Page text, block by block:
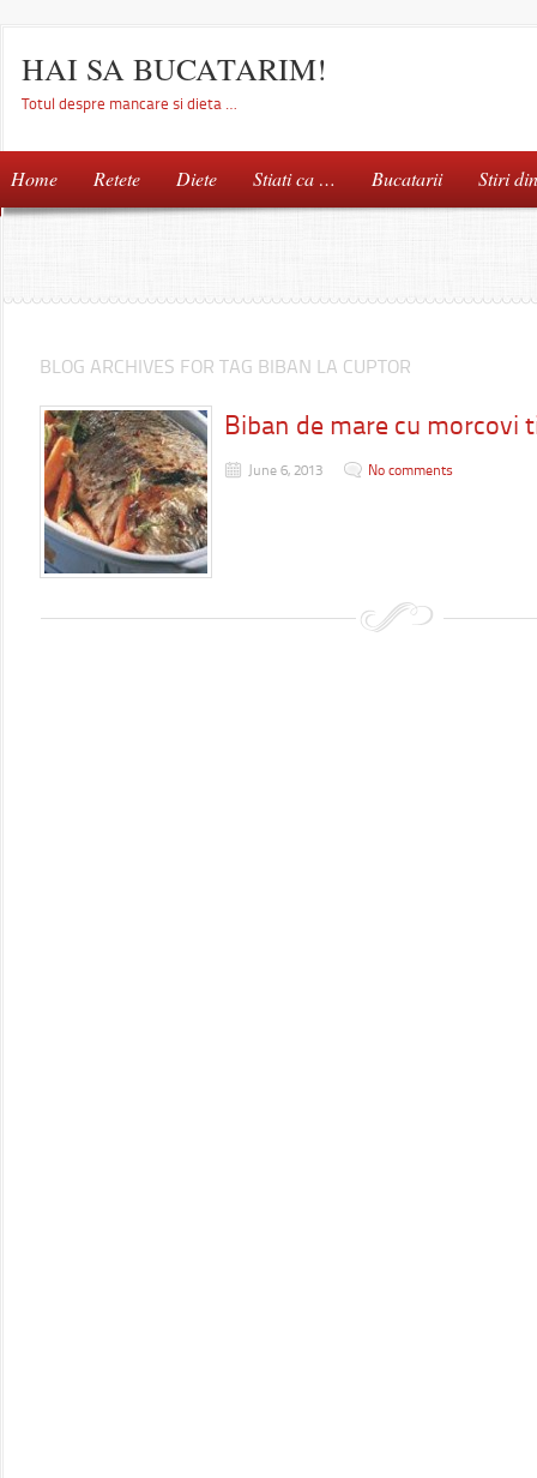
HAI SA BUCATARIM!
Totul despre mancare si dieta …
Home Retete Diete Stiati ca … Bucatarii Stiri
BLOG ARCHIVES FOR TAG BIBAN LA CUPTOR
Biban de mare cu morcovi
June 6, 2013 No comments